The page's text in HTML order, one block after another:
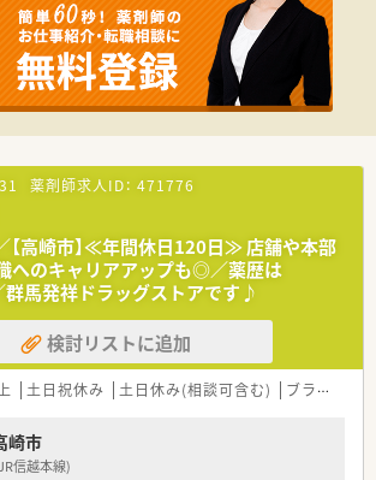
薬剤師求人ID： 471776
【高崎市】≪年間休日120日≫ 店舗や本部
へのキャリアアップも◎／薬歴は
馬発祥ドラッグストアです♪
検討リストに追加
土日祝休み 土日休み(相談可含む) ブランク可
崎市
信越本線)